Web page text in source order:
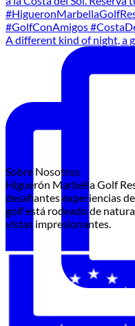
A different kind of night, a
Sobre Nosotros
Higuerón Marbella Golf
desafiantes experiencias
golf está rodeado de
vistas impresionantes.